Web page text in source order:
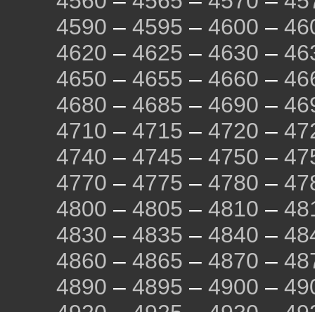
4590 – 4595 – 4600 –
4620 – 4625 – 4630 –
4650 – 4655 – 4660 –
4680 – 4685 – 4690 –
4710 – 4715 – 4720 –
4740 – 4745 – 4750 –
4770 – 4775 – 4780 –
4800 – 4805 – 4810 –
4830 – 4835 – 4840 –
4860 – 4865 – 4870 –
4890 – 4895 – 4900 –